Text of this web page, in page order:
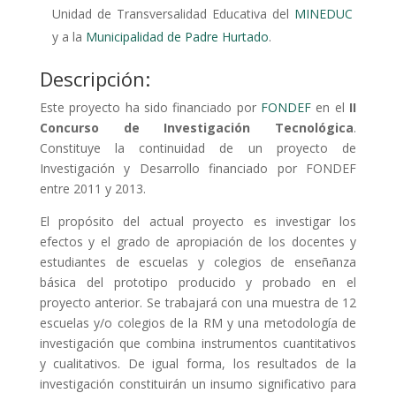
Unidad de Transversalidad Educativa del MINEDUC
y a la Municipalidad de Padre Hurtado.
Descripción:
Este proyecto ha sido financiado por FONDEF en el II
Concurso de Investigación Tecnológica.
Constituye la continuidad de un proyecto de
Investigación y Desarrollo financiado por FONDEF
entre 2011 y 2013.
El propósito del actual proyecto es investigar los
efectos y el grado de apropiación de los docentes y
estudiantes de escuelas y colegios de enseñanza
básica del prototipo producido y probado en el
proyecto anterior. Se trabajará con una muestra de 12
escuelas y/o colegios de la RM y una metodología de
investigación que combina instrumentos cuantitativos
y cualitativos. De igual forma, los resultados de la
investigación constituirán un insumo significativo para